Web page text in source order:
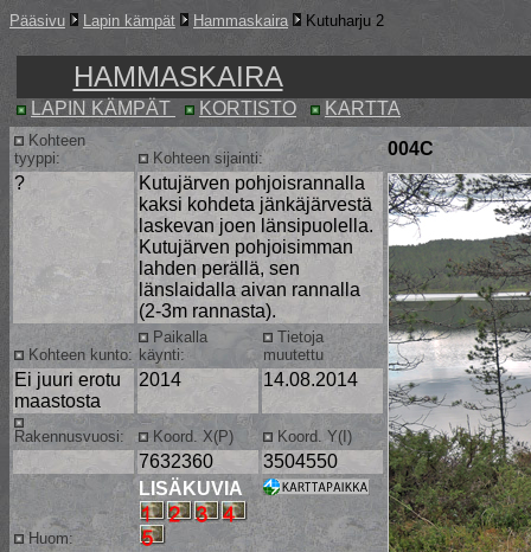
Pääsivu Lapin kämpät Hammaskaira Kutuharju 2
HAMMASKAIRA
LAPIN KÄMPÄT KORTISTO KARTTA
Kohteen
tyyppi:
Kohteen sijainti: 004C
?
Kutujärven pohjoisrannalla
kaksi kohdeta jänkäjärvestä
laskevan joen länsipuolella.
Kutujärven pohjoisimman
lahden perällä, sen
länslaidalla aivan rannalla
(2-3m rannasta).
Kohteen kunto:
Paikalla
käynti:
Tietoja
muutettu
Ei juuri erotu
maastosta
2014 14.08.2014
Rakennusvuosi: Koord. X(P) Koord. Y(I)
7632360 3504550
Huom:
LISÄKUVIA